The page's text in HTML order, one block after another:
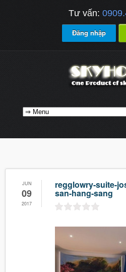
Tư vấn:
Đăng nhập
JUN
09
2017
regglowry-suite-
san-hang-sang